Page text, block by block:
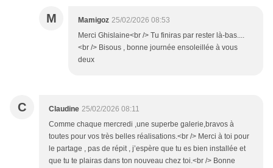
M Mamigoz 25/02/2026 08:53
Merci Ghislaine<br /> Tu finiras par rester là-bas....
<br /> Bisous , bonne journée ensoleillée à vous
deux
C Claudine 25/02/2026 08:11
Comme chaque mercredi ,une superbe galerie,bravos à
toutes pour vos très belles réalisations.<br /> Merci à toi pour
le partage , pas de répit , j’espère que tu es bien installée et
que tu te plairas dans ton nouveau chez toi.<br /> Bonne